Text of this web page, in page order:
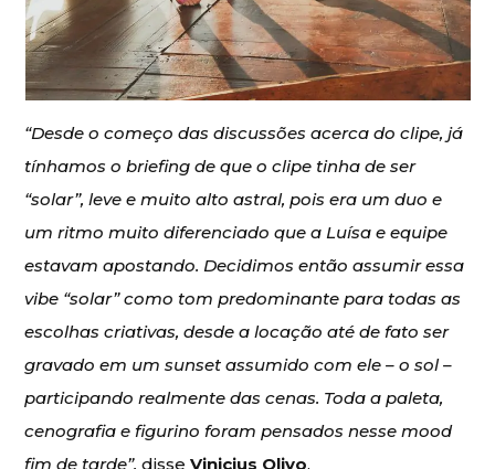
“Desde o começo das discussões acerca do clipe, já
tínhamos o briefing de que o clipe tinha de ser
“solar”, leve e muito alto astral, pois era um duo e
um ritmo muito diferenciado que a Luísa e equipe
estavam apostando. Decidimos então assumir essa
vibe “solar” como tom predominante para todas as
escolhas criativas, desde a locação até de fato ser
gravado em um sunset assumido com ele – o sol –
participando realmente das cenas. Toda a paleta,
cenografia e figurino foram pensados nesse mood
fim de tarde”, disseVinicius Olivo.